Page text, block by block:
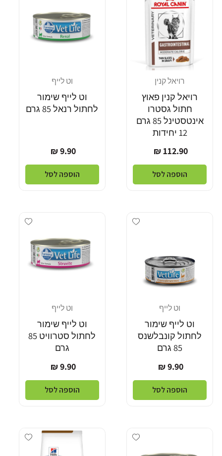
רויאל קנין
רויאל קנין פאוץ
חתול גסטרו
אינטסטינל 85 גרם
12 יחידות
מחיר
רגיל
112.90 ₪
הוספה לסל
וט לייף
וט לייף שימור
לחתול רנאל 85 גרם
מחיר
רגיל
9.90 ₪
הוספה לסל
Add wishlist
וט לייף
וט לייף שימור
לחתול קונבלשנס
85 גרם
מחיר
רגיל
9.90 ₪
הוספה לסל
Add wishlist
וט לייף
וט לייף שימור
לחתול סטרוויט 85
גרם
מחיר
רגיל
9.90 ₪
הוספה לסל
Add wishlist
Add wishlist